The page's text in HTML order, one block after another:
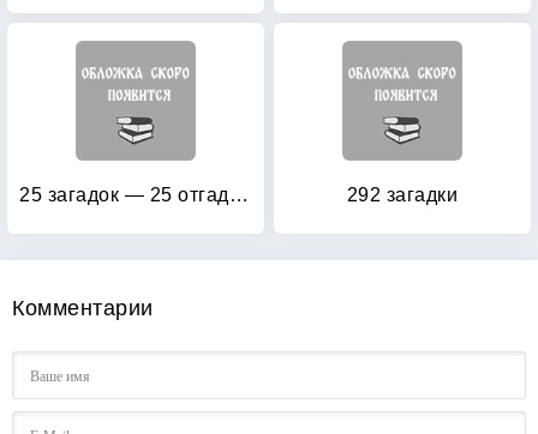
25 загадок — 25 отгадок: Для самых маленьких 292 загадки
Комментарии